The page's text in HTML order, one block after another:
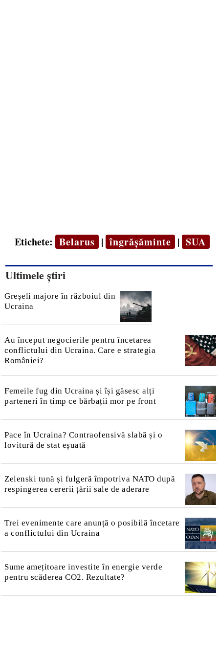
Etichete: Belarus | îngrășăminte | SUA
Ultimele știri
Greșeli majore în războiul din
Ucraina
Au început negocierile pentru încetarea
conflictului din Ucraina. Care e strategia
României?
Femeile fug din Ucraina și își găsesc alți
parteneri în timp ce bărbații mor pe front
Pace în Ucraina? Contraofensivă slabă și o
lovitură de stat eșuată
Zelenski tună și fulgeră împotriva NATO după
respingerea cererii țării sale de aderare
Trei evenimente care anunță o posibilă încetare
a conflictului din Ucraina
Sume amețitoare investite în energie verde
pentru scăderea CO2. Rezultate?